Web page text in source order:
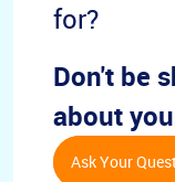
for?
Don't be
about
Ask Your